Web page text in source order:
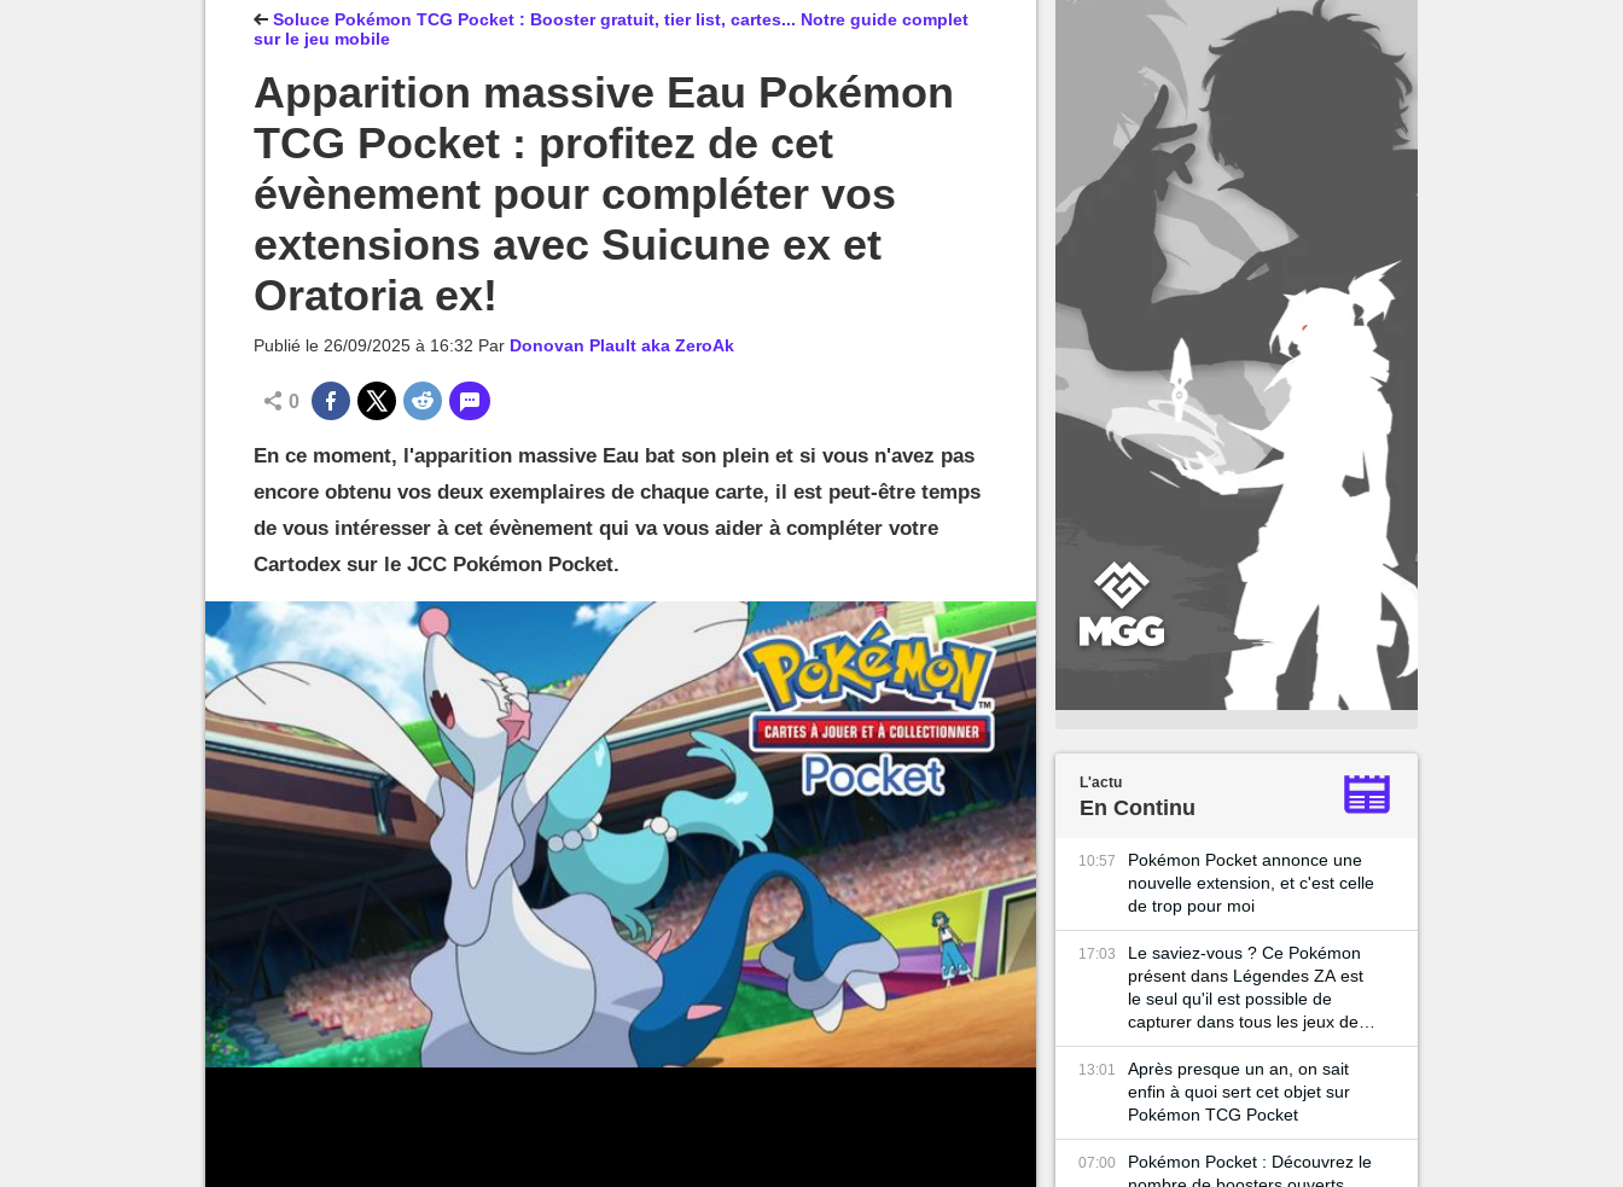
Soluce Pokémon TCG Pocket : Booster gratuit, tier list, cartes... Notre guide complet
sur le jeu mobile
Apparition massive Eau Pokémon
TCG Pocket : profitez de cet
évènement pour compléter vos
extensions avec Suicune ex et
Oratoria ex!
Publié le 26/09/2025 à 16:32 Par Donovan Plault aka ZeroAk
0
En ce moment, l'apparition massive Eau bat son plein et si vous n'avez pas
encore obtenu vos deux exemplaires de chaque carte, il est peut-être temps
de vous intéresser à cet évènement qui va vous aider à compléter votre
Cartodex sur le JCC Pokémon Pocket.
L'actu
En Continu
10:57
Pokémon Pocket annonce une
nouvelle extension, et c'est celle
de trop pour moi
17:03
Le saviez-vous ? Ce Pokémon
présent dans Légendes ZA est
le seul qu'il est possible de
capturer dans tous les jeux de la
licence !
13:01
Après presque un an, on sait
enfin à quoi sert cet objet sur
Pokémon TCG Pocket
07:00
Pokémon Pocket : Découvrez le